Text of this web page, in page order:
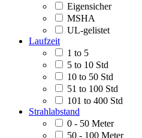
Eigensicher
MSHA
UL-gelistet
Laufzeit
1 to 5
5 to 10 Std
10 to 50 Std
51 to 100 Std
101 to 400 Std
Strahlabstand
0 - 50 Meter
50 - 100 Meter